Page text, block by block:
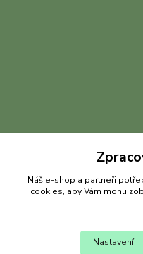
Jana Křepelková
+420 605
info@rybarkrepelkova.cz
Náš e-shop a partneři
cookies, aby Vám mohli
Nastavení